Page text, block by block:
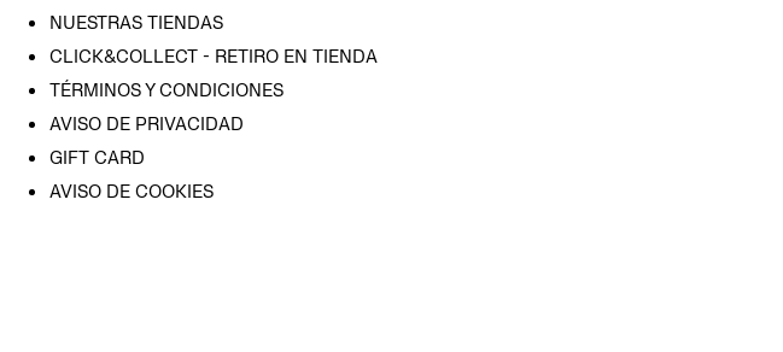
NUESTRAS TIENDAS
CLICK&COLLECT - RETIRO EN TIENDA
TÉRMINOS Y CONDICIONES
AVISO DE PRIVACIDAD
GIFT CARD
AVISO DE COOKIES